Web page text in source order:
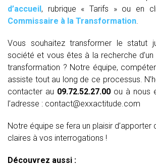
d’accueil, rubrique « Tarifs » ou en
Commissaire à la Transformation.
Vous souhaitez transformer le statut
société et vous êtes à la recherche
transformation ? Notre équipe,
assiste tout au long de ce processus.
contacter au 09.72.52.27.00 ou à nous
l’adresse : contact@exxactitude.com
Notre équipe se fera un plaisir d’apporter
claires à vos interrogations !
Découvrez aussi :